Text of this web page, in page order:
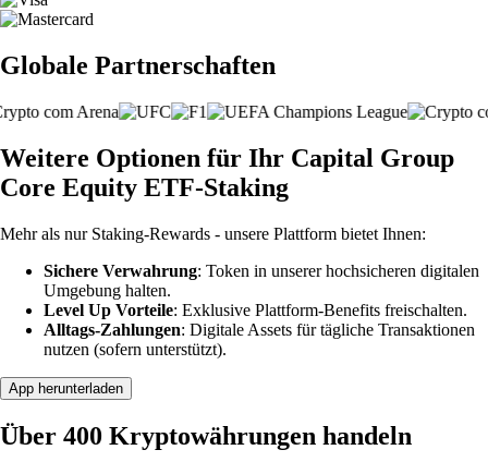
Globale Partnerschaften
Weitere Optionen für Ihr Capital Group
Core Equity ETF-Staking
Mehr als nur Staking-Rewards - unsere Plattform bietet Ihnen:
Sichere Verwahrung: Token in unserer hochsicheren digitalen
Umgebung halten.
Level Up Vorteile: Exklusive Plattform-Benefits freischalten.
Alltags-Zahlungen: Digitale Assets für tägliche Transaktionen
nutzen (sofern unterstützt).
App herunterladen
Über 400 Kryptowährungen handeln